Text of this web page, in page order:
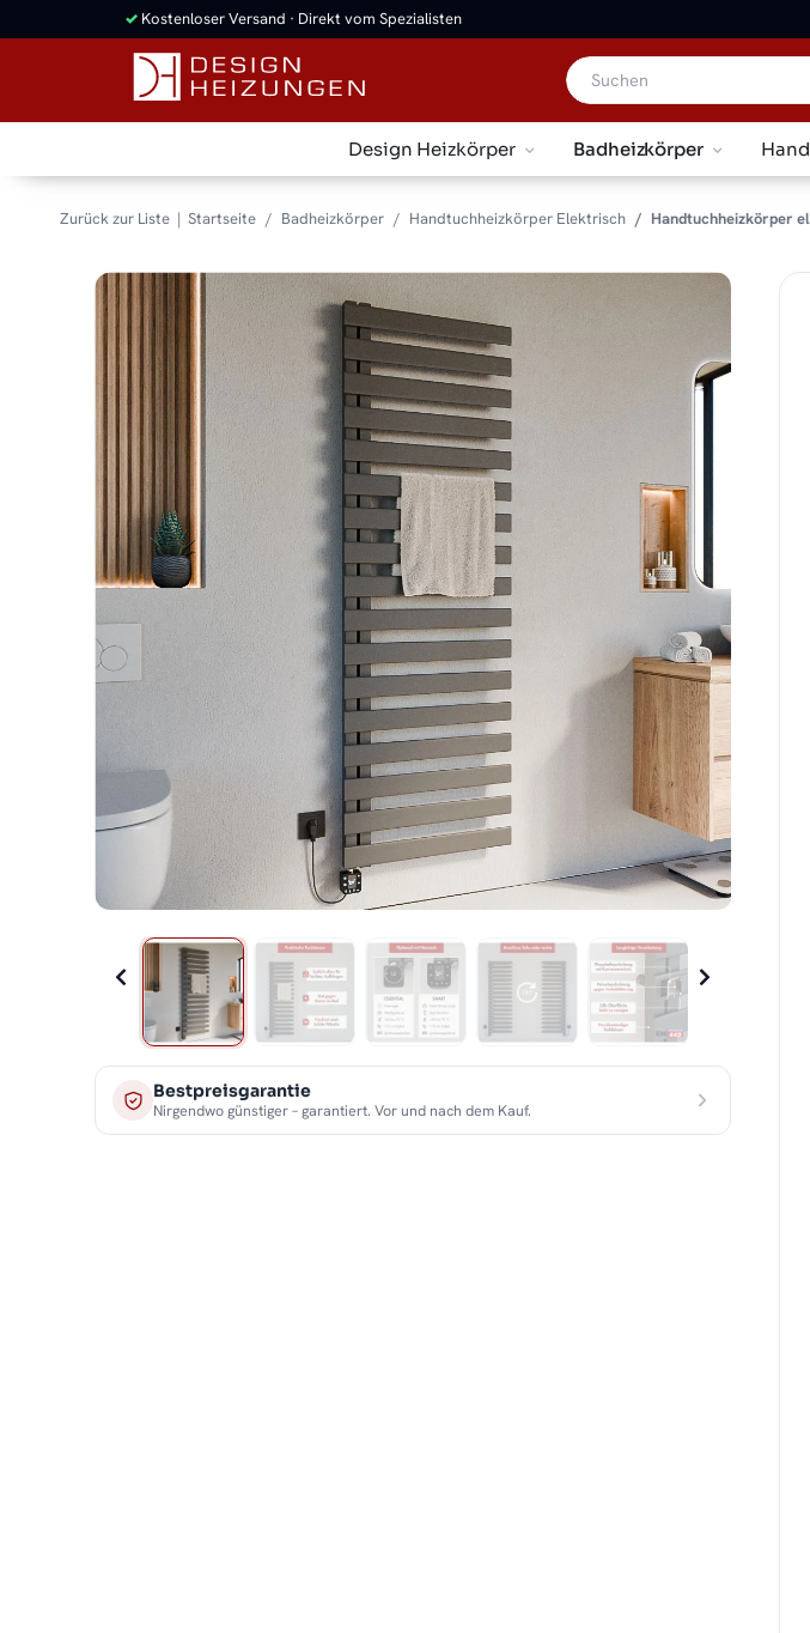
✓ Kostenloser Versand · Direkt vom Spezialisten
Design Heizkörper Badheizkörper
Zurück zur Liste Startseite Badheizkörper Handtuchheizkörper Elektrisch Handtuchheizkörper
Bestpreisgarantie
Nirgendwo günstiger – garantiert. Vor und nach dem Kauf.